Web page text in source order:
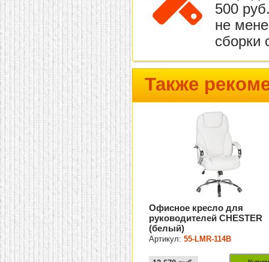
500
не
сборки
Также
Офисное кресло для
руководителей CHESTER
(белый)
Артикул:55-LMR-114B